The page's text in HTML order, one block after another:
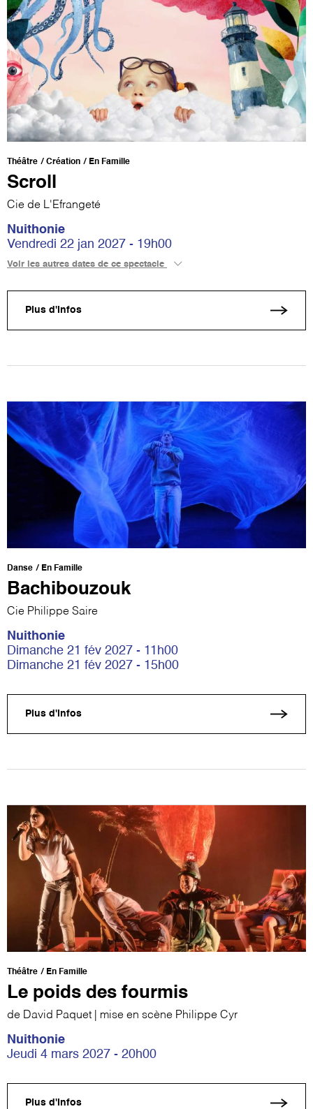
Théâtre Création En Famille
Scroll
Cie de L'Efrangeté
Nuithonie
Vendredi 22 jan 2027 - 19h00
Voir les autres dates de ce spectacle
Plus d'infos
Danse En Famille
Bachibouzouk
Cie Philippe Saire
Nuithonie
Dimanche 21 fév 2027 - 11h00
Dimanche 21 fév 2027 - 15h00
Plus d'infos
Théâtre En Famille
Le poids des fourmis
de David Paquet | mise en scène Philippe Cyr
Nuithonie
Jeudi 4 mars 2027 - 20h00
Plus d'infos